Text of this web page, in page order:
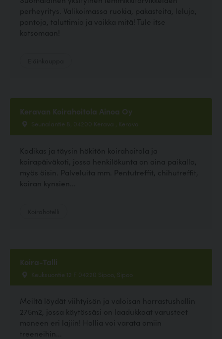
perheyritys. Valikoimassa ruokia, pakasteita, leluja,
pantoja, taluttimia ja vaikka mitä! Tule itse
katsomaan!
Keravan Koirahoitola Ainoa Oy
Seunalantie 8, 04200 Kerava , Kerava
Kodikas ja täysin häkitön koirahoitola ja
koirapäiväkoti, jossa henkilökunta on aina paikalla,
myös öisin. Palveluita mm. Pentutreffit, chihutreffit,
koiran kynsien...
Koira-Talli
Keuksuontie 12 F 04220 Sipoo, Sipoo
Meiltä löydät viihtyisän ja valoisan harrastushallin
275m2, jossa käytössäsi on laadukkaat varusteet
moneen eri lajiin! Hallia voi varata omiin
treeneihin...